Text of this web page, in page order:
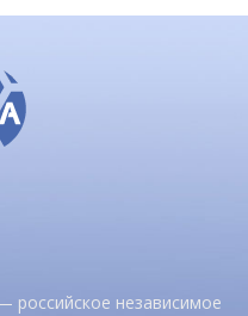
российское независимое